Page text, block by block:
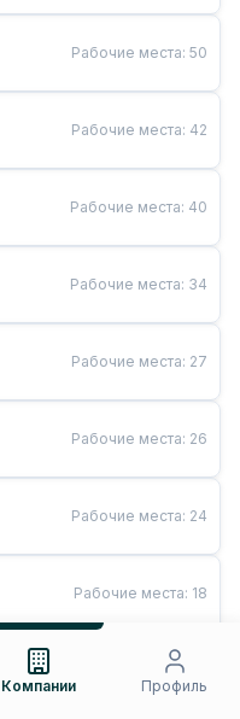
Рабочие места: 50
Рабочие места: 42
Рабочие места: 40
Рабочие места: 34
Рабочие места: 27
Рабочие места: 26
Рабочие места: 24
Рабочие места: 18
Рабочие места
Компании Профиль